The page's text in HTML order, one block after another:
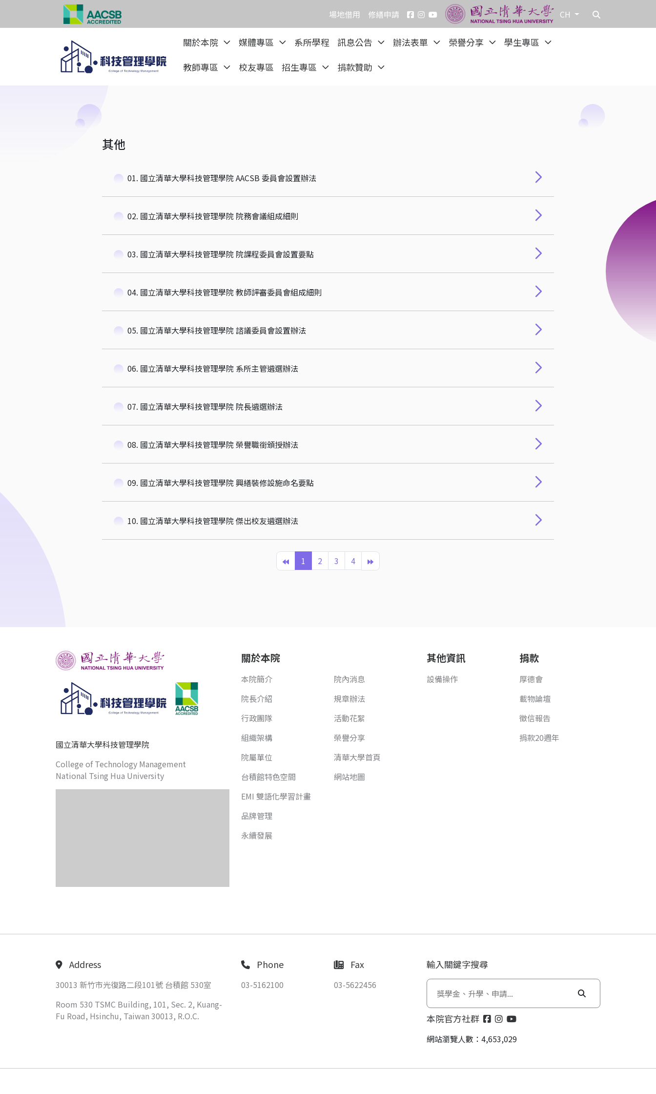
場地借用 修繕申請 CH
關於本院 媒體專區 系所學程 訊息公告 辦法表單 榮譽分享
學生專區
教師專區
校友專區 招生專區 捐款贊助
其他
01. 國立清華大學科技管理學院 AACSB 委員會設置辦法
02. 國立清華大學科技管理學院 院務會議組成細則
03. 國立清華大學科技管理學院 院課程委員會設置要點
04. 國立清華大學科技管理學院 教師評審委員會組成細則
05. 國立清華大學科技管理學院 諮議委員會設置辦法
06. 國立清華大學科技管理學院 系所主管遴選辦法
07. 國立清華大學科技管理學院 院長遴選辦法
08. 國立清華大學科技管理學院 榮譽職銜頒授辦法
09. 國立清華大學科技管理學院 興繕裝修設施命名要點
10. 國立清華大學科技管理學院 傑出校友遴選辦法
1 2 3 4
國立清華大學科技管理學院
College of Technology Management
National Tsing Hua University
關於本院
本院簡介
院長介紹
行政團隊
組織架構
院屬單位
台積館特色空間
EMI 雙語化學習計畫
品牌管理
永續發展
院內消息
規章辦法
活動花絮
榮譽分享
清華大學首頁
網站地圖
其他資訊
設備操作
捐款
厚德會
載物論壇
徵信報告
捐款20週年
Address
30013 新竹市光復路二段101號 台積館 530室
Room 530 TSMC Building, 101, Sec. 2, Kuang-
Fu Road, Hsinchu, Taiwan 30013, R.O.C.
Phone
03-5162100
Fax
03-5622456
輸入關鍵字搜尋
本院官方社群
網站瀏覽人數：4,653,029